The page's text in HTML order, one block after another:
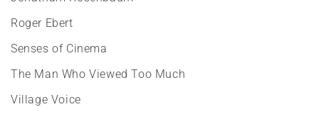
Roger Ebert
Senses of Cinema
The Man Who Viewed Too Much
Village Voice